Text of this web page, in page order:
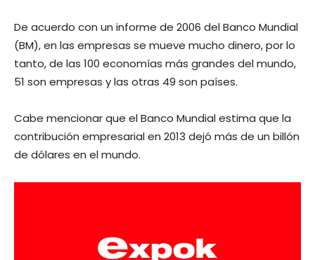
De acuerdo con un informe de 2006 del Banco Mundial
(BM), en las empresas se mueve mucho dinero, por lo
tanto, de las 100 economías más grandes del mundo,
51 son empresas y las otras 49 son países.
Cabe mencionar que el Banco Mundial estima que la
contribución empresarial en 2013 dejó más de un billón
de dólares en el mundo.